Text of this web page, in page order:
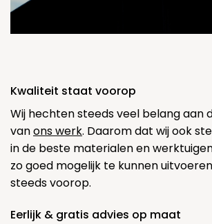
Kwaliteit staat voorop
Wij hechten steeds veel belang aan
vanons werk. Daarom dat wij ook
in de beste materialen en
zo goed mogelijk te kunnen
steeds voorop.
Eerlijk & gratis advies op maat